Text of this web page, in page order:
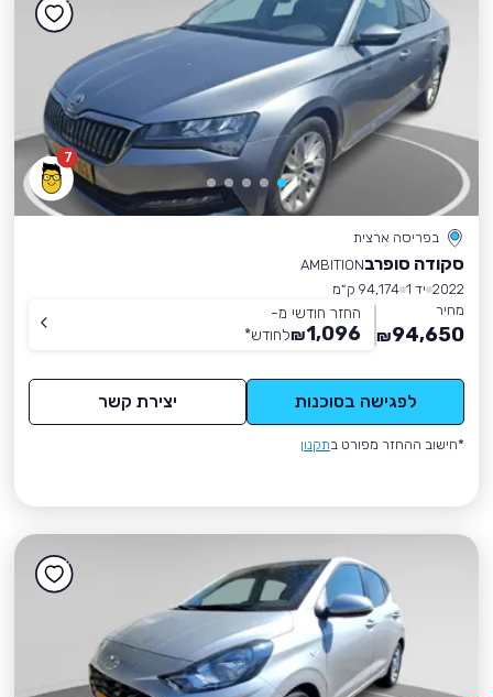
7
בפריסה ארצית
סקודה סופרבAMBITION
2022 יד 1
94,174 ק״מ
מחיר
94,650
₪
החזר חודשי מ-
1,096
₪לחודש*
לפגישה בסוכנות יצירת קשר
*חישוב ההחזר מפורט בתקנון